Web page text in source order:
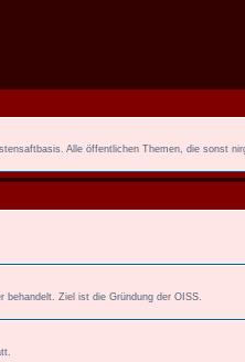
Alle öffentlichen Themen, die sonst
Ziel ist die Gründung der OISS.